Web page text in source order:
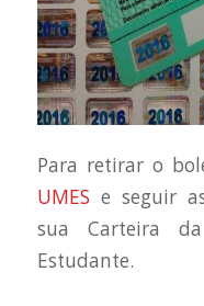
Para retirar o
UMES e seguir
sua Carteira
Estudante.